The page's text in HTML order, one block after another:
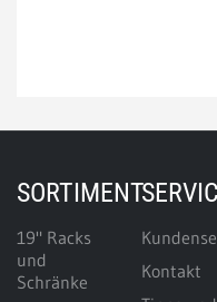
SORTIMENT
19" Racks
und
Schränke
Kontakt